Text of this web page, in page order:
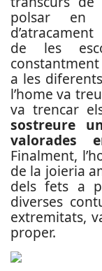
polsar en
de les
constantment
a les
l’home va
va trencar
sostreure
valorades
Finalment,
de la joieria
dels fets a
diverses
extremitats,
proper.